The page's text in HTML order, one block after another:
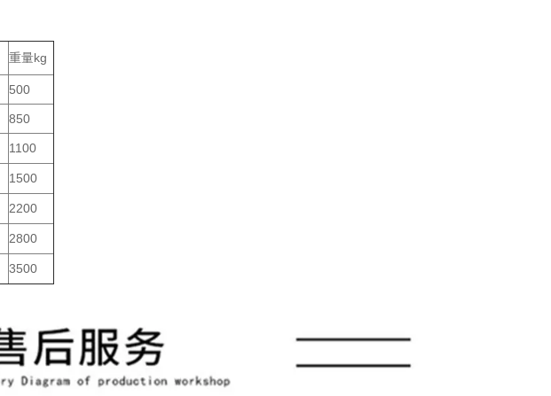
重量kg
500
850
1100
1500
2200
2800
3500